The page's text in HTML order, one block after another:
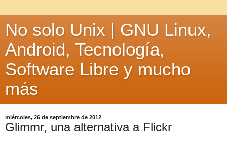
No solo Unix | GNU Linux,
Android, Tecnología,
Software Libre y mucho
más
miércoles, 26 de septiembre de 2012
Glimmr, una alternativa a Flickr